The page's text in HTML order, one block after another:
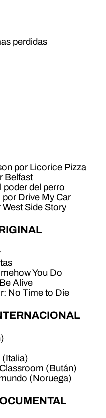
perdidas
por Licorice Pizza
Belfast
poder del perro
Drive My Car
Side Story
You Do
Alive
No Time to Die
(Italia)
(Bután)
(Noruega)